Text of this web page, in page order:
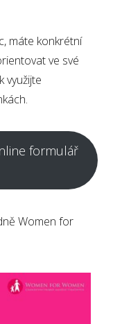
máte konkrétní
ve své
využijte
formulář
Women for